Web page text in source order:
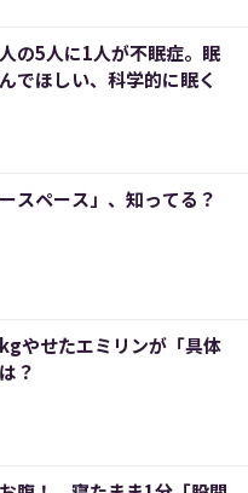
の5人に1人が不眠症。眠
でほしい、科学的に眠く
スペース」、知ってる？
やせたエミリンが「具体
？